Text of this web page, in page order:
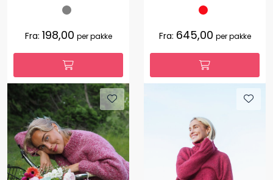
Fra: 198,00 per pakke Fra: 645,00 per pakke